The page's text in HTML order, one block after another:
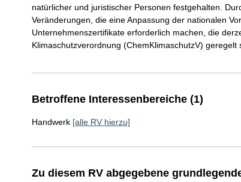
natürlicher und juristischer Personen festgehalten.
Veränderungen, die eine Anpassung der nationalen
Unternehmenszertifikate erforderlich machen, die
Klimaschutzverordnung (ChemKlimaschutzV)
Betroffene Interessenbereiche (1)
Handwerk [alle RV hierzu]
Zu diesem RV abgegebene